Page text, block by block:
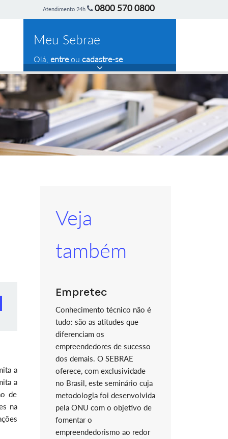
Atendimento 24h 0800 570 0800
Meu Sebrae
Olá, entreou cadastre-se
a
a
de
na
Veja
também
Empretec
Conhecimento técnico não é
tudo: são as atitudes que
diferenciam os
empreendedores de sucesso
dos demais. O SEBRAE
oferece, com exclusividade
no Brasil, este seminário cuja
metodologia foi desenvolvida
pela ONU com o objetivo de
fomentar o
empreendedorismo ao redor